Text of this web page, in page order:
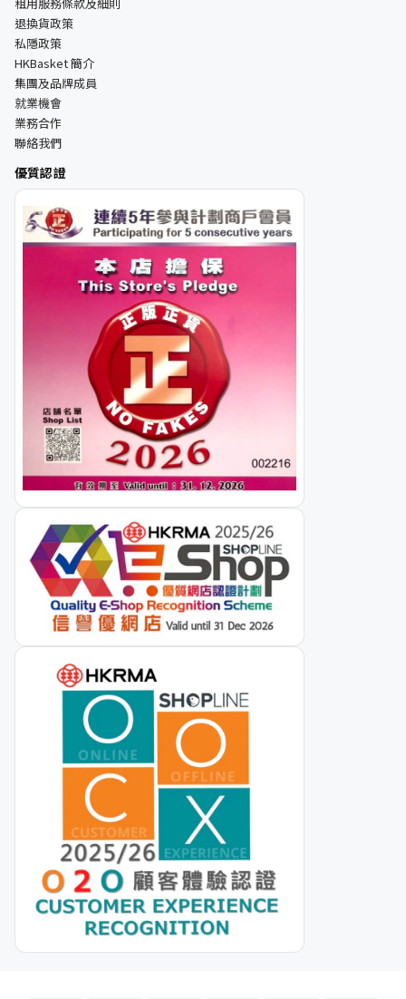
退換貨政策
私隱政策
HKBasket 簡介
集團及品牌成員
就業機會
業務合作
聯絡我們
優質認證